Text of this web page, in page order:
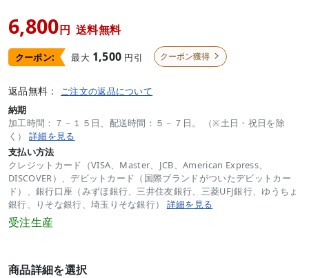
6,800円 送料無料
クーポン: 最大 1,500 円引 クーポン獲得 
返品無料： ご注文の返品について
納期
加工時間：７－１５日、配送時間：５－７日。 （※土日・祝日を除
く） 詳細を見る
支払い方法
クレジットカード（VISA、Master、JCB、American Express、
DISCOVER）、デビットカード（国際ブランドがついたデビットカー
ド）、銀行口座（みずほ銀行、三井住友銀行、三菱UFJ銀行、ゆうちょ
銀行、りそな銀行、埼玉りそな銀行） 詳細を見る
受注生産
商品詳細を選択